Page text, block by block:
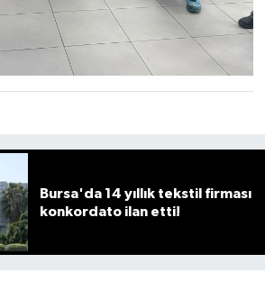
Bursa'da 14 yıllık tekstil firması
konkordato ilan etti!